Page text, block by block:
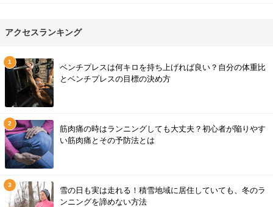
アクセスランキング
ベンチプレスは何キロを持ち上げれば良い？自分の体重比
とベンチプレスの目標の決め方
筋肉痛の時はランニングしても大丈夫？初心者が陥りやす
い筋肉痛とその予防法とは
雪の日も実は走れる！積雪地域に居住していても、冬のラ
ンニングを諦めない方法